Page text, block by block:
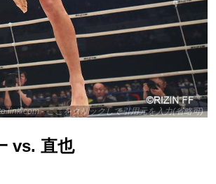
- ここをクリックして引用元を入力(省略可)
vs. 直也